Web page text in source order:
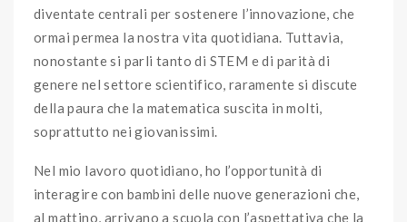
diventate centrali per sostenere l’innovazione, che
ormai permea la nostra vita quotidiana. Tuttavia,
nonostante si parli tanto di STEM e di parità di
genere nel settore scientifico, raramente si discute
della paura che la matematica suscita in molti,
soprattutto nei giovanissimi.
Nel mio lavoro quotidiano, ho l’opportunità di
interagire con bambini delle nuove generazioni che,
al mattino, arrivano a scuola con l’aspettativa che la